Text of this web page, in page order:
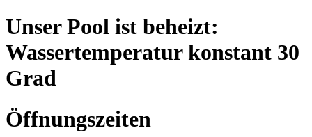
Unser Pool ist beheizt:
Wassertemperatur konstant 30
Grad
Öffnungszeiten